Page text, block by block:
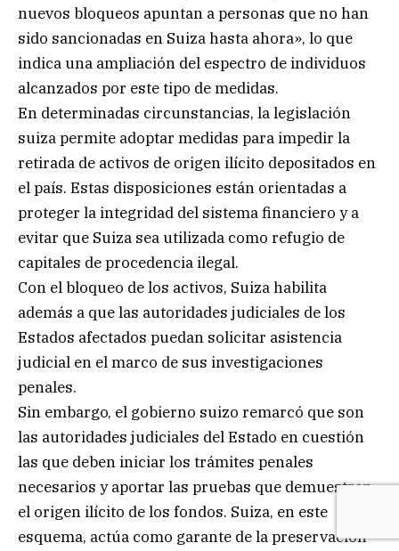
nuevos bloqueos apuntan a personas que no han
sido sancionadas en Suiza hasta ahora», lo que
indica una ampliación del espectro de individuos
alcanzados por este tipo de medidas.
En determinadas circunstancias, la legislación
suiza permite adoptar medidas para impedir la
retirada de activos de origen ilícito depositados en
el país. Estas disposiciones están orientadas a
proteger la integridad del sistema financiero y a
evitar que Suiza sea utilizada como refugio de
capitales de procedencia ilegal.
Con el bloqueo de los activos, Suiza habilita
además a que las autoridades judiciales de los
Estados afectados puedan solicitar asistencia
judicial en el marco de sus investigaciones
penales.
Sin embargo, el gobierno suizo remarcó que son
las autoridades judiciales del Estado en cuestión
las que deben iniciar los trámites penales
necesarios y aportar las pruebas que demuestren
el origen ilícito de los fondos. Suiza, en este
esquema, actúa como garante de la preservación